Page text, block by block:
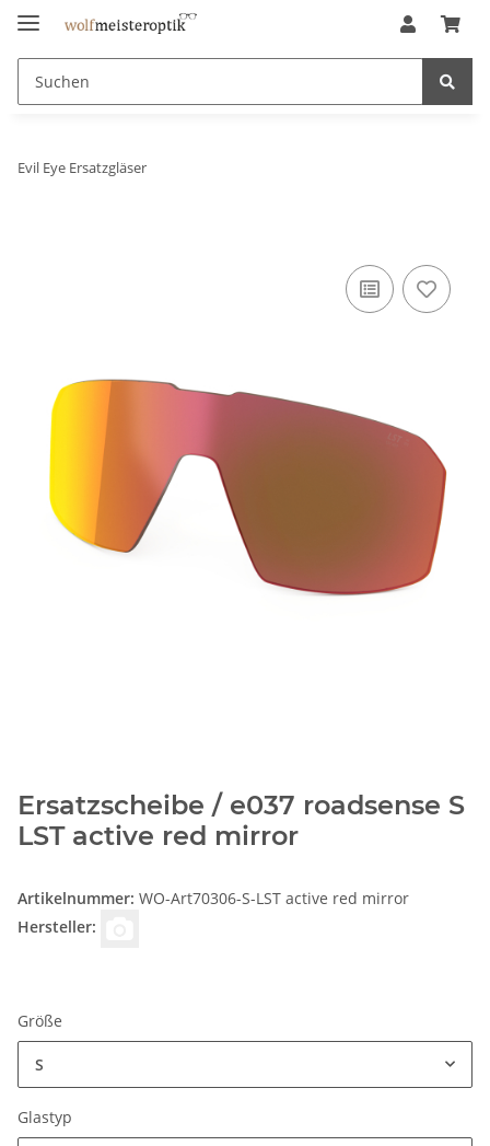
Evil Eye Ersatzgläser
Ersatzscheibe / e037 roadsense S
LST active red mirror
Artikelnummer: WO-Art70306-S-LST active red mirror
Hersteller:
Größe
S
Glastyp